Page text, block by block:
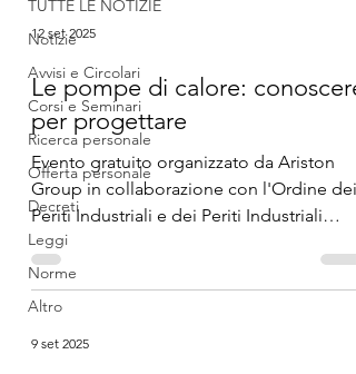
TUTTE LE NOTIZIE
Notizie
Avvisi e Circolari
Corsi e Seminari
Ricerca personale
Offerta personale
Decreti
Leggi
Norme
Altro
12 set 2025
Le pompe di calore: conoscere
per progettare
Evento gratuito organizzato da Ariston
Group in collaborazione con l'Ordine dei
Periti Industriali e dei Periti Industriali
Laureati...
9 set 2025